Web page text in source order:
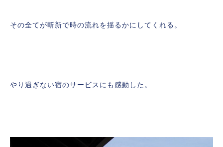
その全てが斬新で時の流れを揺るかにしてくれる。
やり過ぎない宿のサービスにも感動した。